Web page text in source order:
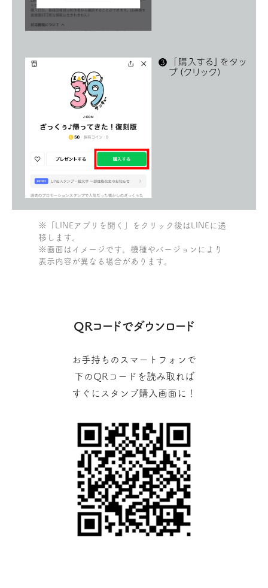
※「LINEアプリを開く」をクリック後はLINEに遷
移します。
※画面はイメージです。機種やバージョンにより
表示内容が異なる場合があります。
QRコードでダウンロード
お手持ちのスマートフォンで
下のQRコードを読み取れば
すぐにスタンプ購入画面に！